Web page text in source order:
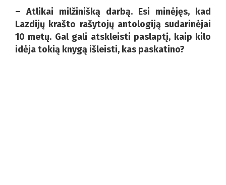
– Atlikai milžinišką darbą. Esi minėjęs, kad
Lazdijų krašto rašytojų antologiją sudarinėjai
10 metų. Gal gali atskleisti paslaptį, kaip kilo
idėja tokią knygą išleisti, kas paskatino?